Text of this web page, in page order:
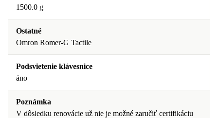
1500.0 g
Ostatné
Omron Romer-G Tactile
Podsvietenie klávesnice
áno
Poznámka
V dôsledku renovácie už nie je možné zaručiť certifikáciu